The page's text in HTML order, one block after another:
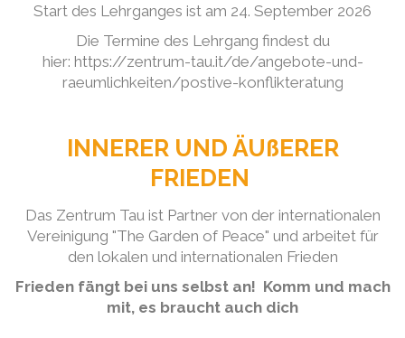
Start des Lehrganges ist am 24. September 2026
Die Termine des Lehrgang findest du
hier: https://zentrum-tau.it/de/angebote-und-
raeumlichkeiten/postive-konflikteratung
INNERER UND ÄUßERER
FRIEDEN
Das Zentrum Tau ist Partner von der internationalen
Vereinigung "The Garden of Peace" und arbeitet für
den lokalen und internationalen Frieden
Frieden fängt bei uns selbst an! Komm und mach
mit, es braucht auch dich